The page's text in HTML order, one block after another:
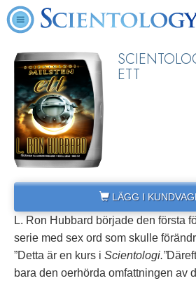
ETT
LÄGG I
L. Ron Hubbard började den första
serie med sex ord som skulle
”Detta är en kurs i Scientologi.”
bara den oerhörda omfattningen av